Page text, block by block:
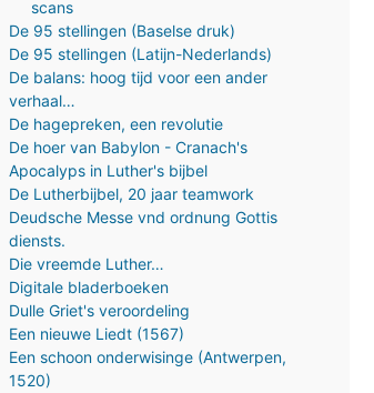
scans
De 95 stellingen (Baselse druk)
De 95 stellingen (Latijn-Nederlands)
De balans: hoog tijd voor een ander
verhaal…
De hagepreken, een revolutie
De hoer van Babylon - Cranach's
Apocalyps in Luther's bijbel
De Lutherbijbel, 20 jaar teamwork
Deudsche Messe vnd ordnung Gottis
diensts.
Die vreemde Luther…
Digitale bladerboeken
Dulle Griet's veroordeling
Een nieuwe Liedt (1567)
Een schoon onderwisinge (Antwerpen,
1520)